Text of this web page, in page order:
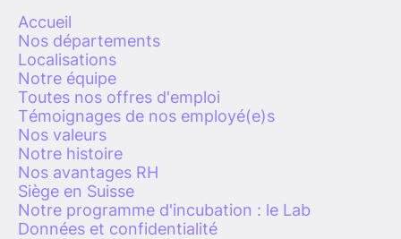
Accueil
Nos départements
Localisations
Notre équipe
Toutes nos offres d'emploi
Témoignages de nos employé(e)s
Nos valeurs
Notre histoire
Nos avantages RH
Siège en Suisse
Notre programme d'incubation : le Lab
Données et confidentialité